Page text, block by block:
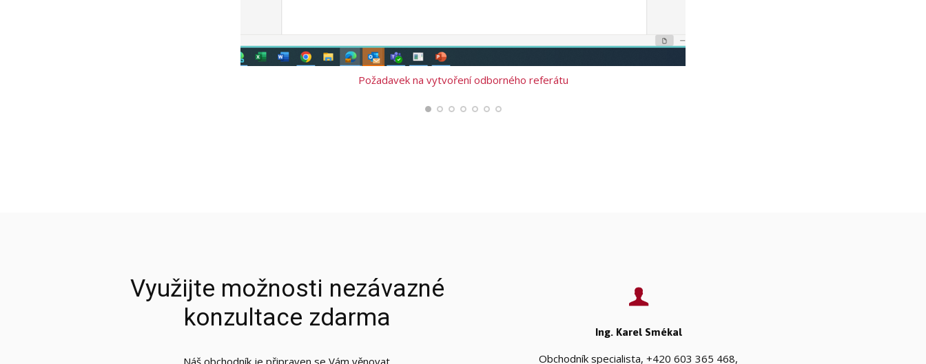
Požadavek na vytvoření odborného referátu
Využijte možnosti nezávazné
konzultace zdarma
Náš obchodník je připraven se Vám věnovat.
Ing. Karel Smékal
Obchodník specialista, +420 603 365 468,